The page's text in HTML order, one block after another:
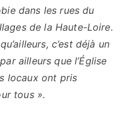
dans les rues du
de la Haute-Loire.
c’est déjà un
ailleurs que l’Église
locaux ont pris
tous ».